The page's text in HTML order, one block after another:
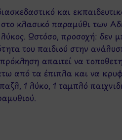
και
κλασικό παραμύθι των
Ωστόσο, προσοχή: δεν
του παιδιού στην
απαιτεί να
από τα έπιπλα και να
1 λύκο, 1 ταμπλό